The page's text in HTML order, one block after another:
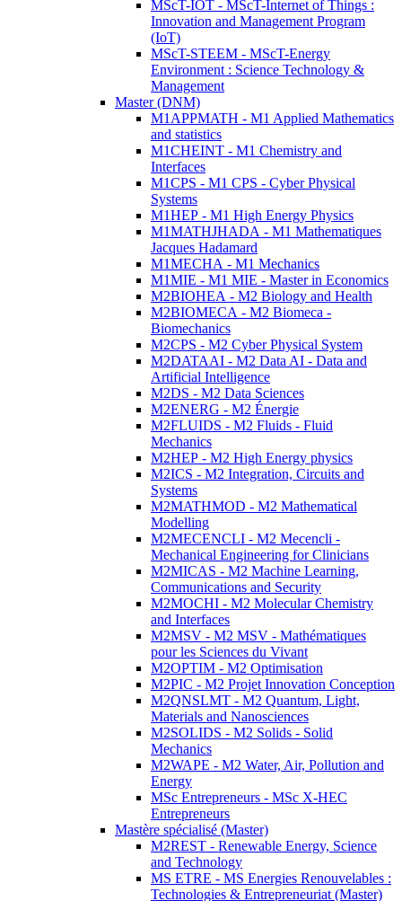
MScT-IOT - MScT-Internet of Things :
Innovation and Management Program
(IoT)
MScT-STEEM - MScT-Energy
Environment : Science Technology &
Management
Master (DNM)
M1APPMATH - M1 Applied Mathematics
and statistics
M1CHEINT - M1 Chemistry and
Interfaces
M1CPS - M1 CPS - Cyber Physical
Systems
M1HEP - M1 High Energy Physics
M1MATHJHADA - M1 Mathematiques
Jacques Hadamard
M1MECHA - M1 Mechanics
M1MIE - M1 MIE - Master in Economics
M2BIOHEA - M2 Biology and Health
M2BIOMECA - M2 Biomeca -
Biomechanics
M2CPS - M2 Cyber Physical System
M2DATAAI - M2 Data AI - Data and
Artificial Intelligence
M2DS - M2 Data Sciences
M2ENERG - M2 Énergie
M2FLUIDS - M2 Fluids - Fluid
Mechanics
M2HEP - M2 High Energy physics
M2ICS - M2 Integration, Circuits and
Systems
M2MATHMOD - M2 Mathematical
Modelling
M2MECENCLI - M2 Mecencli -
Mechanical Engineering for Clinicians
M2MICAS - M2 Machine Learning,
Communications and Security
M2MOCHI - M2 Molecular Chemistry
and Interfaces
M2MSV - M2 MSV - Mathématiques
pour les Sciences du Vivant
M2OPTIM - M2 Optimisation
M2PIC - M2 Projet Innovation Conception
M2QNSLMT - M2 Quantum, Light,
Materials and Nanosciences
M2SOLIDS - M2 Solids - Solid
Mechanics
M2WAPE - M2 Water, Air, Pollution and
Energy
MSc Entrepreneurs - MSc X-HEC
Entrepreneurs
Mastère spécialisé (Master)
M2REST - Renewable Energy, Science
and Technology
MS ETRE - MS Energies Renouvelables :
Technologies & Entrepreneuriat (Master)